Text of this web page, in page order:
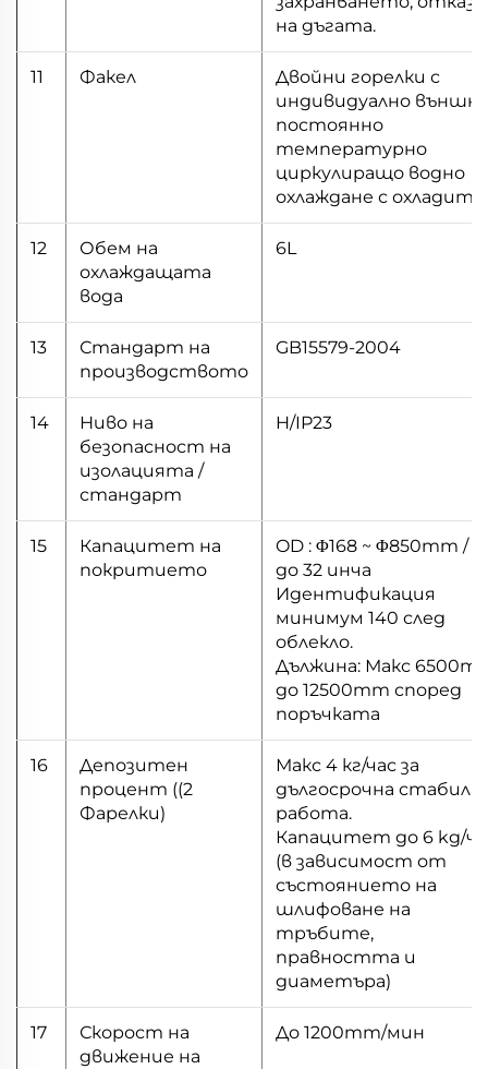
на дъгата.
11 Факел
Двойни горелки с
индивидуално
постоянно
температурно
циркулиращо водно
охлаждане с
12
Обем на
охлаждащата
вода
6L
13
Стандарт на
производството
GB15579-2004
14
Ниво на
безопасност на
изолацията /
стандарт
H/IP23
15
Капацитет на
покритието
OD : Φ168 ~ Φ850mm / 6
до 32 инча
Идентификация
минимум 140 след
облекло.
Дължина: Макс
до 12500mm според
поръчката
16
Депозитен
процент ((2
Фарелки)
Макс 4 кг/час за
дългосрочна
работа.
Капацитет до 6 kg/
(в зависимост от
състоянието на
шлифоване на
тръбите,
правността и
диаметъра)
17
Скорост на
движение на
До 1200mm/мин